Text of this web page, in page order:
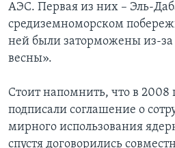
АЭС. Первая из них – Эль-
средиземноморском
ней были заторможены из-за
весны».
Стоит напомнить, что в 2008
подписали соглашение о
мирного использования
спустя договорились